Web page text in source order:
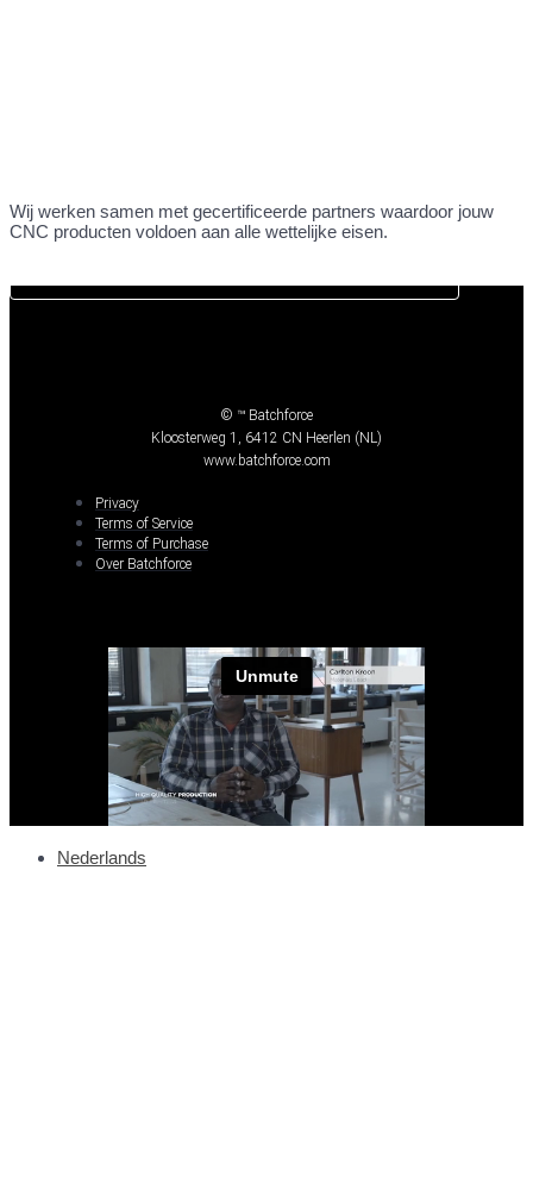
Wij werken samen met gecertificeerde partners waardoor jouw
CNC producten voldoen aan alle wettelijke eisen.
© ™ Batchforce
Kloosterweg 1, 6412 CN Heerlen (NL)
www.batchforce.com
Privacy
Terms of Service
Terms of Purchase
Over Batchforce
Nederlands